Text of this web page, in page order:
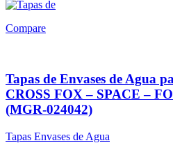
Compare
Tapas de Envases de Agua
CROSS FOX – SPACE –
(MGR-024042)
Tapas Envases de Agua